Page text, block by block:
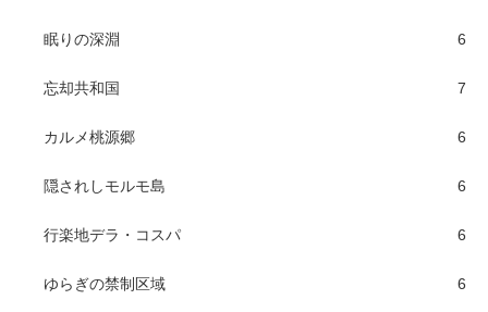
眠りの深淵 6
忘却共和国 7
カルメ桃源郷 6
隠されしモルモ島 6
行楽地デラ・コスパ 6
ゆらぎの禁制区域 6